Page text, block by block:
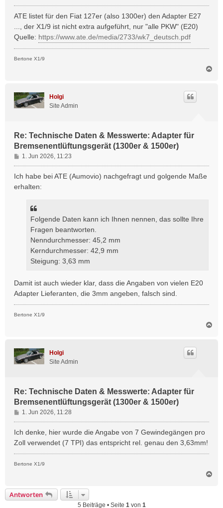
e
i
r
a
g
ATE listet für den Fiat 127er (also 1300er) den Adapter E27
..., der X1/9 ist nicht extra aufgeführt, nur "alle PKW" (E20)
Quelle: https://www.ate.de/media/2733/wk7_deutsch.pdf
Bertone X1/9
Holgi
Site Admin
Re: Technische Daten & Messwerte: Adapter für
Bremsenentlüftungsgerät (1300er & 1500er)
B
e
i
r
1. Jun 2026, 11:23
Ich habe bei ATE (Aumovio) nachgefragt und golgende Maße
erhalten:
Folgende Daten kann ich Ihnen nennen, das sollte Ihre
Fragen beantworten.
Nenndurchmesser: 45,2 mm
Kerndurchmesser: 42,9 mm
Steigung: 3,63 mm
Damit ist auch wieder klar, dass die Angaben von vielen E20
Adapter Lieferanten, die 3mm angeben, falsch sind.
Bertone X1/9
Holgi
Site Admin
Re: Technische Daten & Messwerte: Adapter für
Bremsenentlüftungsgerät (1300er & 1500er)
B
e
i
r
a
g
1. Jun 2026, 11:28
Ich denke, hier wurde die Angabe von 7 Gewindegängen pro
Zoll verwendet (7 TPI) das entspricht rel. genau den 3,63mm!
Bertone X1/9
Antworten
5 Beiträge • Seite 1 von 1